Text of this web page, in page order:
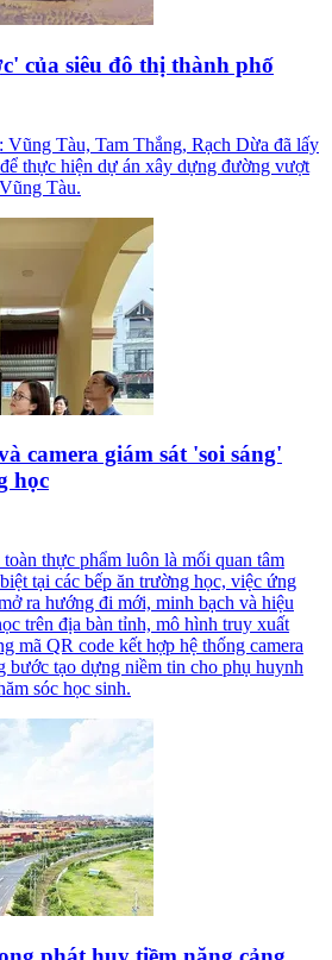
của siêu đô thị thành phố
Vũng Tàu, Tam Thắng, Rạch Dừa đã lấy
thực hiện dự án xây dựng đường vượt
Tàu.
camera giám sát 'soi sáng'
học
thực phẩm luôn là mối quan tâm
tại các bếp ăn trường học, việc ứng
ra hướng đi mới, minh bạch và hiệu
trên địa bàn tỉnh, mô hình truy xuất
mã QR code kết hợp hệ thống camera
bước tạo dựng niềm tin cho phụ huynh
sóc học sinh.